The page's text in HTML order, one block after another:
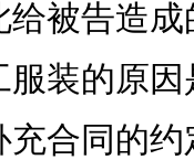
给被告造
服装的原
充合同的